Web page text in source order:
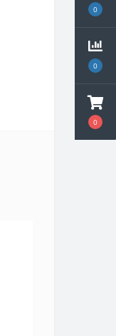
0
0
0